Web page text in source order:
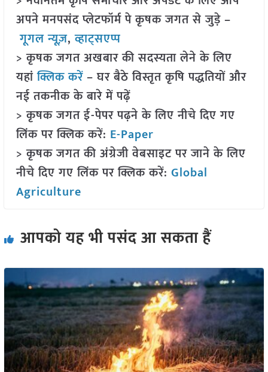
अपने मनपसंद प्लेटफॉर्म पे कृषक जगत से जुड़े –
गूगल न्यूज़,व्हाट्सएप्प
> कृषक जगत अखबार की सदस्यता लेने के लिए
यहांक्लिक करें– घर बैठे विस्तृत कृषि पद्धतियों और
नई तकनीक के बारे में पढ़ें
> कृषक जगत ई-पेपर पढ़ने के लिए नीचे दिए गए
लिंक पर क्लिक करें: E-Paper
> कृषक जगत की अंग्रेजी वेबसाइट पर जाने के लिए
नीचे दिए गए लिंक पर क्लिक करें: Global
Agriculture
आपको यह भी पसंद आ सकता हैं